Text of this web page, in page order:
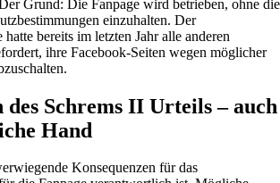
Grund: Die Fanpage wird betrieben, ohne die
einzuhalten. Der
bereits im letzten Jahr alle anderen
ihre Facebook-Seiten wegen möglicher
Schrems II Urteils – auch
Hand
Konsequenzen für das